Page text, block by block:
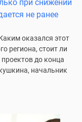
при снижении
не ранее
оказался этот
региона, стоит ли
до конца
начальник